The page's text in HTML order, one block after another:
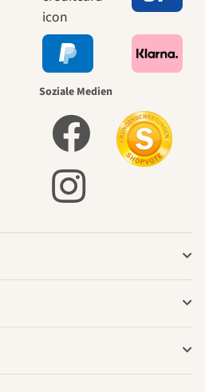
Soziale Medien